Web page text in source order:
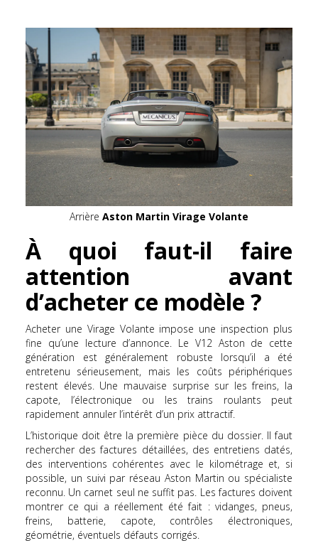
Arrière Aston Martin Virage Volante
À quoi faut-il faire
attention avant
d’acheter ce modèle ?
Acheter une Virage Volante impose une inspection plus
fine qu’une lecture d’annonce. Le V12 Aston de cette
génération est généralement robuste lorsqu’il a été
entretenu sérieusement, mais les coûts périphériques
restent élevés. Une mauvaise surprise sur les freins, la
capote, l’électronique ou les trains roulants peut
rapidement annuler l’intérêt d’un prix attractif.
L’historique doit être la première pièce du dossier. Il faut
rechercher des factures détaillées, des entretiens datés,
des interventions cohérentes avec le kilométrage et, si
possible, un suivi par réseau Aston Martin ou spécialiste
reconnu. Un carnet seul ne suffit pas. Les factures doivent
montrer ce qui a réellement été fait : vidanges, pneus,
freins, batterie, capote, contrôles électroniques,
géométrie, éventuels défauts corrigés.